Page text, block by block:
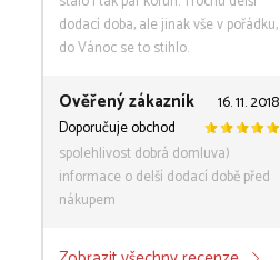
dodací doba, ale jinak vše v pořádku,
do Vánoc se to stihlo.
Ověřený zákazník
16. 11. 2018
Doporučuje obchod
spolehlivost dobrá domluva)
informace o delší dodací době před
nákupem